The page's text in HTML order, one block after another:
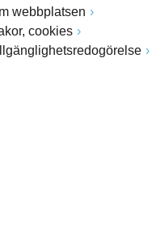
webbplatsen
cookies